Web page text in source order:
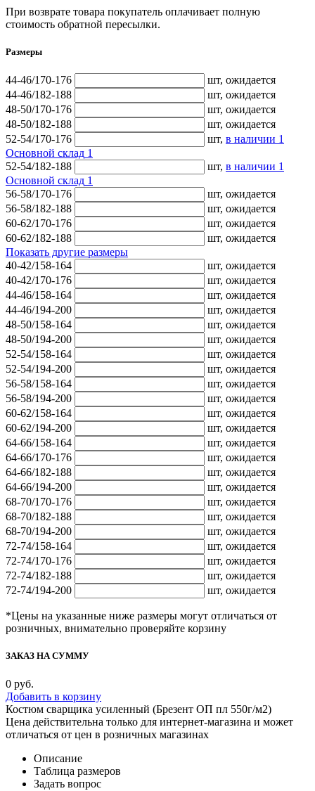
При возврате товара покупатель оплачивает полную
стоимость обратной пересылки.
Размеры
44-46/170-176 шт, ожидается
44-46/182-188
шт, ожидается
48-50/170-176
шт, ожидается
48-50/182-188
шт, ожидается
52-54/170-176
шт, в наличии 1
Основной склад 1
52-54/182-188
шт, в наличии 1
Основной склад 1
56-58/170-176
шт, ожидается
56-58/182-188
шт, ожидается
60-62/170-176
шт, ожидается
60-62/182-188
шт, ожидается
Показать другие размеры
40-42/158-164
шт, ожидается
40-42/170-176
шт, ожидается
44-46/158-164
шт, ожидается
44-46/194-200
шт, ожидается
48-50/158-164
шт, ожидается
48-50/194-200
шт, ожидается
52-54/158-164
шт, ожидается
52-54/194-200
шт, ожидается
56-58/158-164
шт, ожидается
56-58/194-200
шт, ожидается
60-62/158-164
шт, ожидается
60-62/194-200
шт, ожидается
64-66/158-164
шт, ожидается
64-66/170-176
шт, ожидается
64-66/182-188
шт, ожидается
64-66/194-200
шт, ожидается
68-70/170-176
шт, ожидается
68-70/182-188
шт, ожидается
68-70/194-200
шт, ожидается
72-74/158-164
шт, ожидается
72-74/170-176
шт, ожидается
72-74/182-188
шт, ожидается
72-74/194-200
шт, ожидается
*Цены на указанные ниже размеры могут отличаться от
розничных, внимательно проверяйте корзину
ЗАКАЗ НА СУММУ
0 руб.
Добавить в корзину
Костюм сварщика усиленный (Брезент ОП пл 550г/м2)
Цена действительна только для интернет-магазина и может
отличаться от цен в розничных магазинах
Описание
Таблица размеров
Задать вопрос